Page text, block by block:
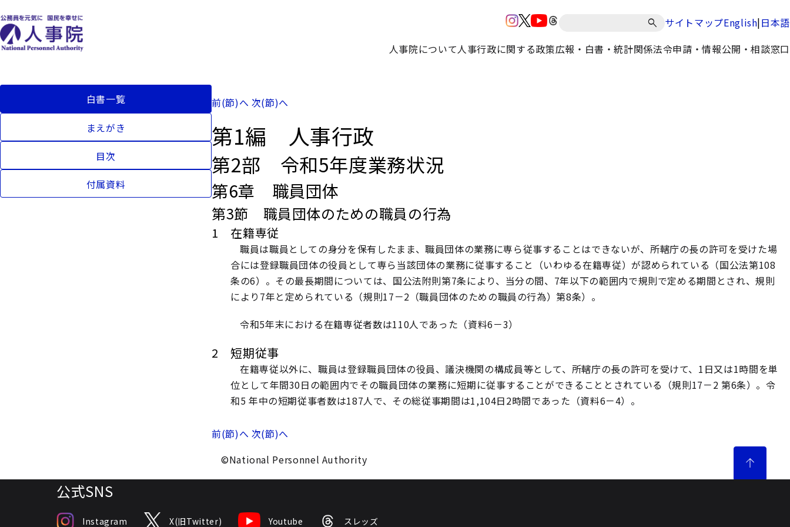
サイトマップEnglish|日本語
人事院について人事行政に関する政策広報・白書・統計関係法令申請・情報公開・相談窓口
白書一覧
まえがき
目次
付属資料
前(節)へ 次(節)へ
第1編 人事行政
第2部 令和5年度業務状況
第6章 職員団体
第3節 職員団体のための職員の行為
1 在籍専従
職員は職員としての身分を保有したまま、職員団体の業務に専ら従事することはできないが、所轄庁の長の許可を受けた場
合には登録職員団体の役員として専ら当該団体の業務に従事すること（いわゆる在籍専従）が認められている（国公法第108
条の6）。その最長期間については、国公法附則第7条により、当分の間、7年以下の範囲内で規則で定める期間とされ、規則
により7年と定められている（規則17－2（職員団体のための職員の行為）第8条）。
令和5年末における在籍専従者数は110人であった（資料6－3）
2 短期従事
在籍専従以外に、職員は登録職員団体の役員、議決機関の構成員等として、所轄庁の長の許可を受けて、1日又は1時間を単
位として年間30日の範囲内でその職員団体の業務に短期に従事することができることとされている（規則17－2 第6条）。令
和5 年中の短期従事者数は187人で、その総従事期間は1,104日2時間であった（資料6－4）。
前(節)へ 次(節)へ
©National Personnel Authority
公式SNS
Instagram X(旧Twitter) Youtube スレッズ